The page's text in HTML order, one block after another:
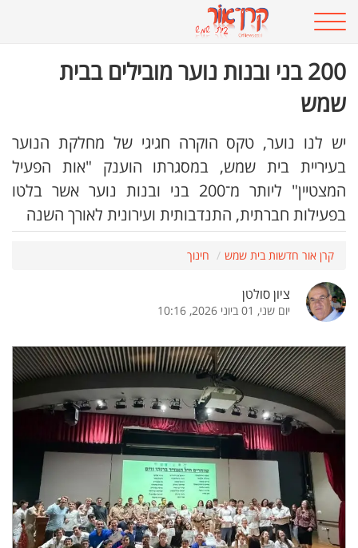
200 בני ובנות נוער מובילים בבית
שמש
יש לנו נוער, טקס הוקרה חגיגי של מחלקת הנוער
בעיריית בית שמש, במסגרתו הוענק "אות הפעיל
המצטיין" ליותר מ־200 בני ובנות נוער אשר בלטו
בפעילות חברתית, התנדבותית ועירונית לאורך השנה
קרן אור חדשות בית שמש חינוך
ציון סולטן
יום שני, 01 ביוני 2026, 10:16